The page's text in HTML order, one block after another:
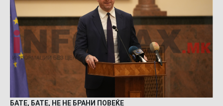
БАТЕ, БАТЕ, НЕ НЕ БРАНИ ПОВЕЌЕ